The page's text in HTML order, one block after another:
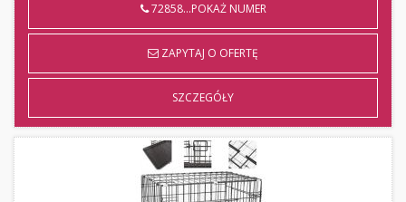
72858...POKAŻ NUMER
ZAPYTAJ O OFERTĘ
SZCZEGÓŁY